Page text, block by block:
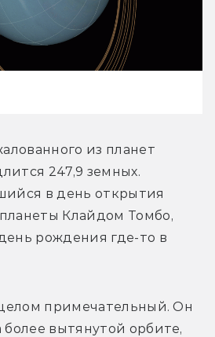
из планет
247,9 земных.
в день открытия
Клайдом Томбо,
рождения где-то в
примечательный. Он
вытянутой орбите,